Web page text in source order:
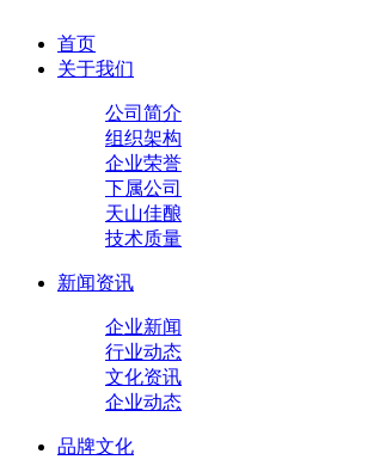
首页
关于我们
公司简介
组织架构
企业荣誉
下属公司
天山佳酿
技术质量
新闻资讯
企业新闻
行业动态
文化资讯
企业动态
品牌文化